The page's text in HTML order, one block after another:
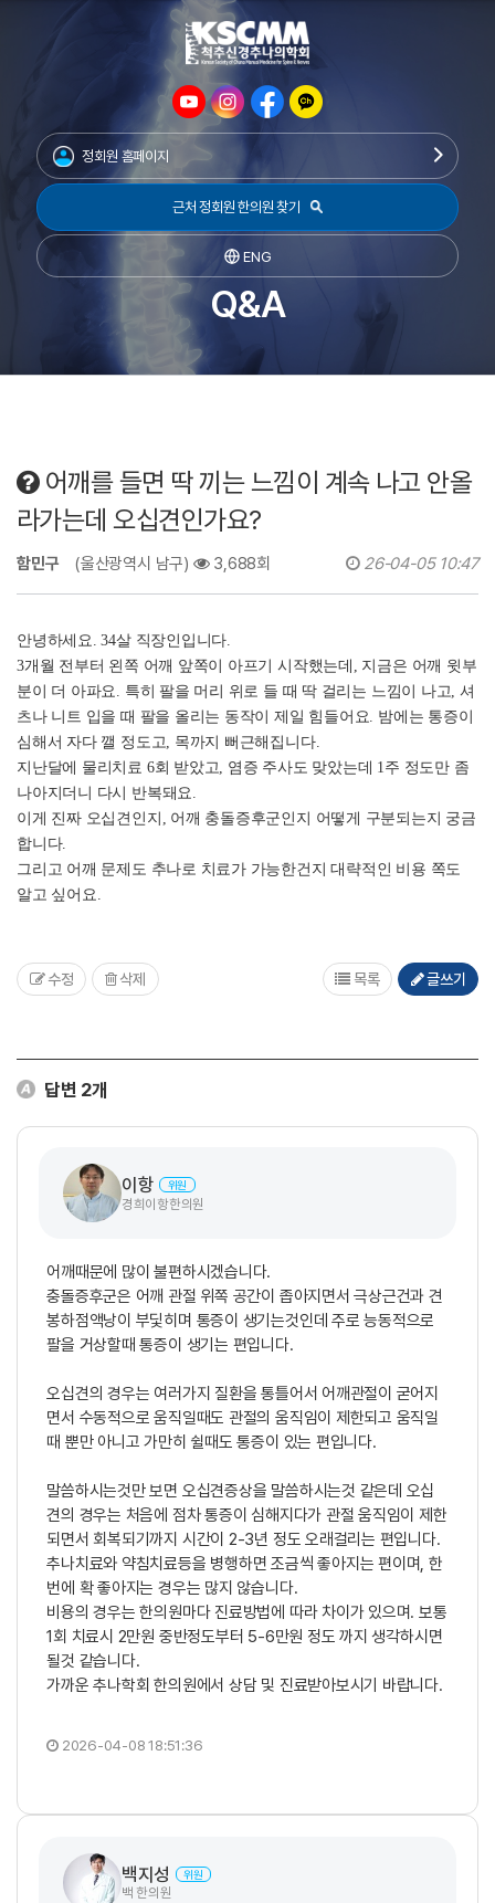
정회원 홈페이지
근처 정회원 한의원 찾기
ENG
Q&A
어깨를 들면 딱 끼는 느낌이 계속 나고 안올
라가는데 오십견인가요?
함민구 (울산광역시 남구) 3,688회 26-04-05 10:47
안녕하세요. 34살 직장인입니다.
3개월 전부터 왼쪽 어깨 앞쪽이 아프기 시작했는데, 지금은 어깨 윗부
분이 더 아파요. 특히 팔을 머리 위로 들 때 딱 걸리는 느낌이 나고, 셔
츠나 니트 입을 때 팔을 올리는 동작이 제일 힘들어요. 밤에는 통증이
심해서 자다 깰 정도고, 목까지 뻐근해집니다.
지난달에 물리치료 6회 받았고, 염증 주사도 맞았는데 1주 정도만 좀
나아지더니 다시 반복돼요.
이게 진짜 오십견인지, 어깨 충돌증후군인지 어떻게 구분되는지 궁금
합니다.
그리고 어깨 문제도 추나로 치료가 가능한건지 대략적인 비용 쪽도
알고 싶어요.
수정 삭제 목록 글쓰기
답변 2개
이항 위원
경희이항한의원
어깨때문에 많이 불편하시겠습니다.
충돌증후군은 어깨 관절 위쪽 공간이 좁아지면서 극상근건과 견
봉하점액낭이 부딫히며 통증이 생기는것인데 주로 능동적으로
팔을 거상할때 통증이 생기는 편입니다.
오십견의 경우는 여러가지 질환을 통틀어서 어깨관절이 굳어지
면서 수동적으로 움직일때도 관절의 움직임이 제한되고 움직일
때 뿐만 아니고 가만히 쉴때도 통증이 있는 편입니다.
말씀하시는것만 보면 오십견증상을 말씀하시는것 같은데 오십
견의 경우는 처음에 점차 통증이 심해지다가 관절 움직임이 제한
되면서 회복되기까지 시간이 2-3년 정도 오래걸리는 편입니다.
추나치료와 약침치료등을 병행하면 조금씩 좋아지는 편이며, 한
번에 확 좋아지는 경우는 많지 않습니다.
비용의 경우는 한의원마다 진료방법에 따라 차이가 있으며. 보통
1회 치료시 2만원 중반정도부터 5-6만원 정도 까지 생각하시면
될것 같습니다.
가까운 추나학회 한의원에서 상담 및 진료받아보시기 바랍니다.
2026-04-08 18:51:36
백지성 위원
백 한의원